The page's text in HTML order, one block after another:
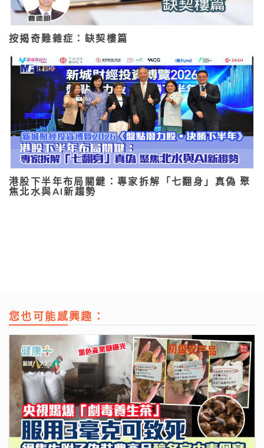
按揭奇難雜症：缺契樓篇
港股下半年布局關鍵：專家拆解「七翻身」真偽 聚
焦北水與AI新趨勢
您也可能感興趣：